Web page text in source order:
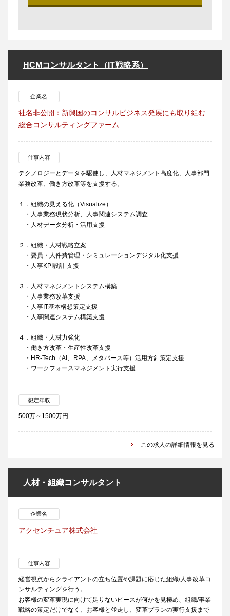
HCMコンサルタント（IT戦略系）
企業名
社名非公開：新興国のコンサルビジネス発展にも取り組む
総合コンサルティングファーム
仕事内容
テクノロジーとデータを駆使し、人材マネジメント高度化、人事部門
業務改革、働き方改革等を支援する。
１．組織の見える化（Visualize）
・人事業務現状分析、人事関連システム調査
・人材データ分析・活用支援
２．組織・人材戦略立案
・要員・人件費管理・シミュレーションデジタル化支援
・人事KPI設計 支援
３．人材マネジメントシステム構築
・人事業務改革支援
・人事IT基本構想策定支援
・人事関連システム構築支援
４．組織・人材力強化
・働き方改革・生産性改革支援
・HR-Tech（AI、RPA、メタバース等）活用方針策定支援
・ワークフォースマネジメント実行支援
想定年収
500万～1500万円
この求人の詳細情報を見る
人材・組織コンサルタント
企業名
アクセンチュア株式会社
仕事内容
経営視点からクライアントの立ち位置や課題に応じた組織/人事改革コ
ンサルティングを行う。
お客様の変革実現に向けて足りないピースが何かを見極め、組織/事業
戦略の策定だけでなく、お客様と並走し、変革プランの実行支援まで